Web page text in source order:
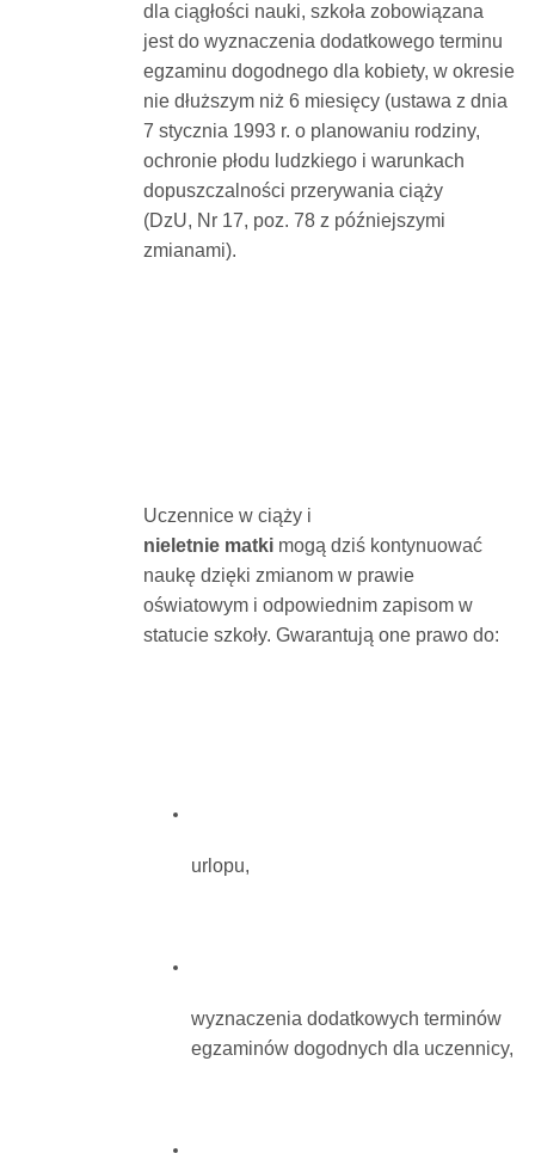
dla ciągłości nauki, szkoła zobowiązana
jest do wyznaczenia dodatkowego terminu
egzaminu dogodnego dla kobiety, w okresie
nie dłuższym niż 6 miesięcy (ustawa z dnia
7 stycznia 1993 r. o planowaniu rodziny,
ochronie płodu ludzkiego i warunkach
dopuszczalności przerywania ciąży
(DzU, Nr 17, poz. 78 z późniejszymi
zmianami).
Uczennice w ciąży i
nieletnie matkimogą dziś kontynuować
naukę dzięki zmianom w prawie
oświatowym i odpowiednim zapisom w
statucie szkoły. Gwarantują one prawo do:
urlopu,
wyznaczenia dodatkowych terminów
egzaminów dogodnych dla uczennicy,